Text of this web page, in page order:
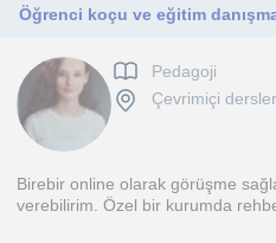
Pedagoji
Çevrimiçi dersler
Birebir online olarak görüşme
verebilirim. Özel bir kurumda